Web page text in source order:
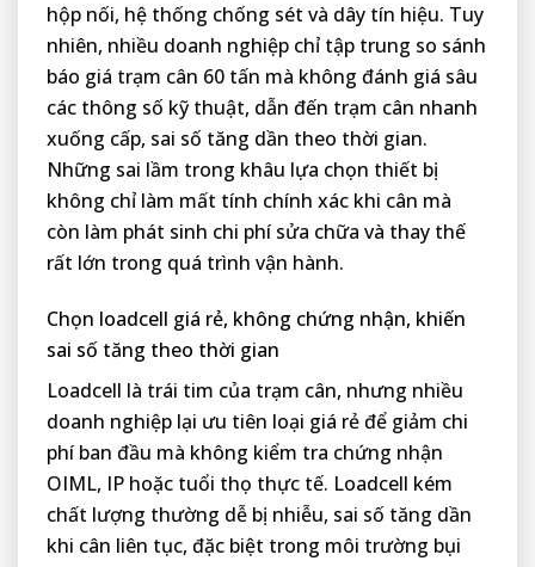
hộp nối, hệ thống chống sét và dây tín hiệu. Tuy
nhiên, nhiều doanh nghiệp chỉ tập trung so sánh
báo giá trạm cân 60 tấn mà không đánh giá sâu
các thông số kỹ thuật, dẫn đến trạm cân nhanh
xuống cấp, sai số tăng dần theo thời gian.
Những sai lầm trong khâu lựa chọn thiết bị
không chỉ làm mất tính chính xác khi cân mà
còn làm phát sinh chi phí sửa chữa và thay thế
rất lớn trong quá trình vận hành.
Chọn loadcell giá rẻ, không chứng nhận, khiến
sai số tăng theo thời gian
Loadcell là trái tim của trạm cân, nhưng nhiều
doanh nghiệp lại ưu tiên loại giá rẻ để giảm chi
phí ban đầu mà không kiểm tra chứng nhận
OIML, IP hoặc tuổi thọ thực tế. Loadcell kém
chất lượng thường dễ bị nhiễu, sai số tăng dần
khi cân liên tục, đặc biệt trong môi trường bụi